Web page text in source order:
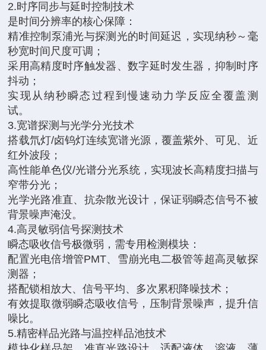
2.时序同步与延时控制技术
是时间分辨率的核心保障：
精准控制泵浦光与探测光的时间延迟，实现纳秒～毫
秒宽时间尺度可调；
采用高精度时序触发器、数字延时发生器，抑制时序
抖动；
实现从纳秒瞬态过程到慢速动力学反应全覆盖测
试。
3.宽谱探测与光学分光技术
搭载氘灯/卤钨灯连续宽谱光源，覆盖紫外、可见、近
红外波段；
高性能单色仪/光谱分光系统，实现波长高精度扫描与
窄带分光；
光学光路准直、抗杂散光设计，保证弱瞬态信号不被
背景噪声淹没。
4.高灵敏弱信号探测技术
瞬态吸收信号极微弱，需专用检测模块：
配置光电倍增管PMT、雪崩光电二极管等超高灵敏探
测器；
搭配锁相放大、信号平均、多次累积降噪技术；
有效提取微弱瞬态吸收信号，压制背景噪声，提升信
噪比。
5.精密样品光路与温控样品池技术